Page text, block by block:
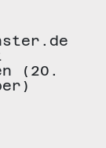
(20.